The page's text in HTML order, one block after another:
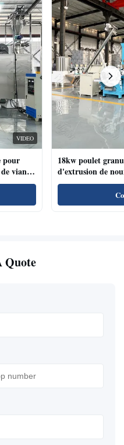
VIDEO
pour
viande
de
18kw poulet
d'extrusion de
compagnie haute
naturels de
Quote